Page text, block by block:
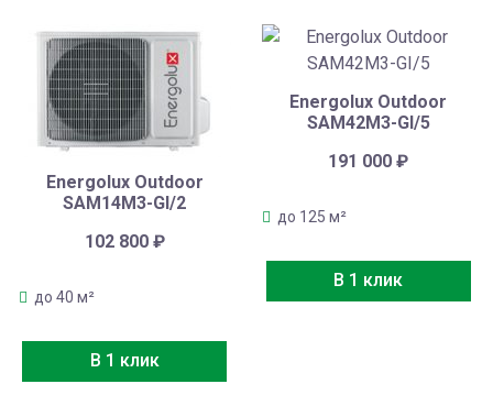
Energolux Outdoor
SAM14M3-GI/2
102 800 ₽
до 40 м²
В 1 клик
Energolux Outdoor
SAM42M3-GI/5
191 000₽
до 125 м²
В 1 клик